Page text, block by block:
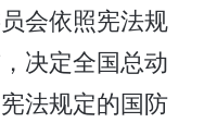
会依照宪法规
决定全国总动
法规定的国防